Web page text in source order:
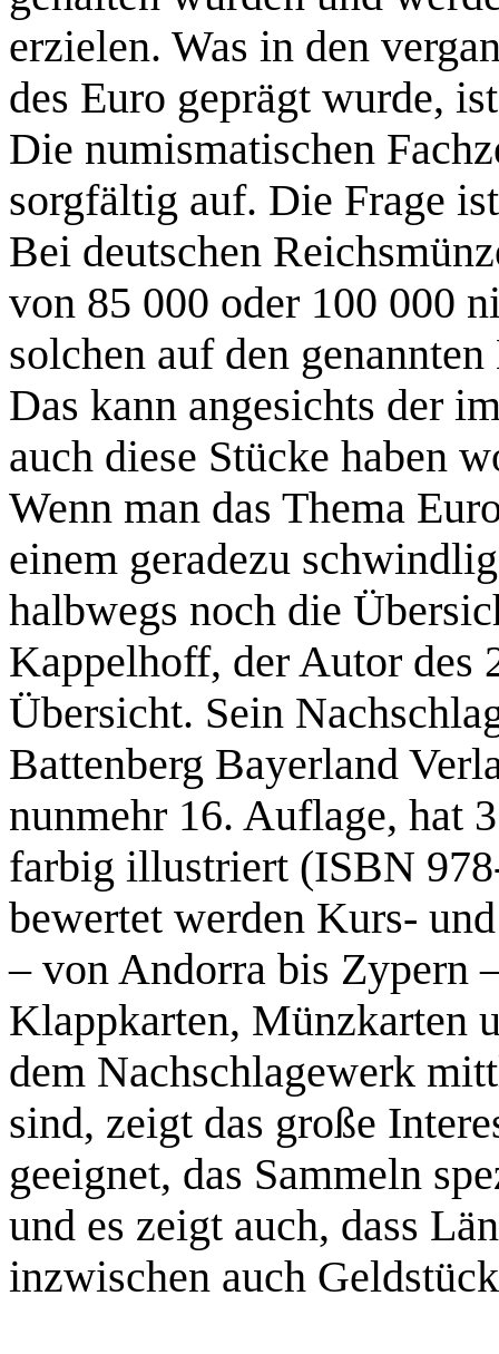
erzielen. Was in den
des Euro geprägt wurde,
Die numismatischen
sorgfältig auf. Die Frage
Bei deutschen
von 85 000 oder 100 000
solchen auf den
Das kann angesichts der
auch diese Stücke haben
Wenn man das Thema
einem geradezu
halbwegs noch die
Kappelhoff, der Autor des
Übersicht. Sein
Battenberg Bayerland
nunmehr 16. Auflage, hat
farbig illustriert (ISBN
bewertet werden Kurs-
– von Andorra bis Zypern
Klappkarten, Münzkarten
dem Nachschlagewerk
sind, zeigt das große
geeignet, das Sammeln
und es zeigt auch, dass
inzwischen auch